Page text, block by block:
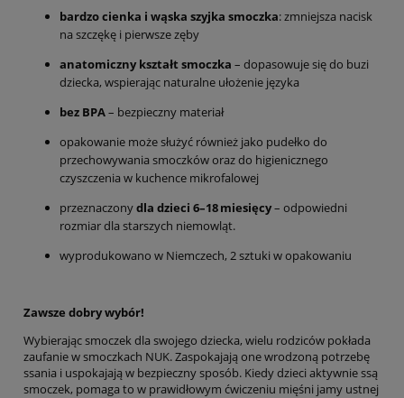
bardzo cienka i wąska szyjka smoczka: zmniejsza nacisk
na szczękę i pierwsze zęby
anatomiczny kształt smoczka – dopasowuje się do buzi
dziecka, wspierając naturalne ułożenie języka
bez BPA– bezpieczny materiał
opakowanie może służyć również jako pudełko do
przechowywania smoczków oraz do higienicznego
czyszczenia w kuchence mikrofalowej
przeznaczonydla dzieci 6–18 miesięcy– odpowiedni
rozmiar dla starszych niemowląt.
wyprodukowano w Niemczech, 2 sztuki w opakowaniu
Zawsze dobry wybór!
Wybierając smoczek dla swojego dziecka, wielu rodziców pokłada
zaufanie w smoczkach NUK. Zaspokajają one wrodzoną potrzebę
ssania i uspokajają w bezpieczny sposób. Kiedy dzieci aktywnie ssą
smoczek, pomaga to w prawidłowym ćwiczeniu mięśni jamy ustnej